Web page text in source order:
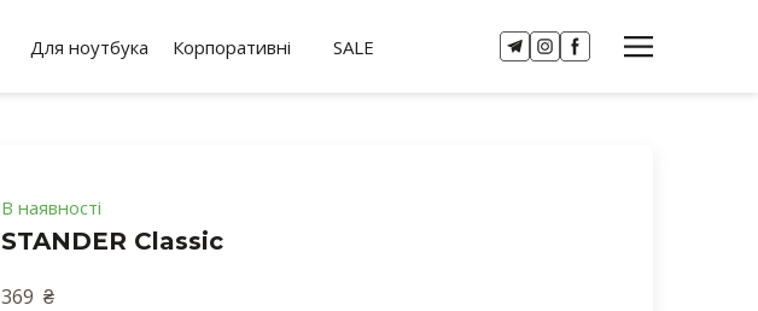
Для ноутбука Корпоративні SALE
В наявності
STANDER Classic
369  ₴